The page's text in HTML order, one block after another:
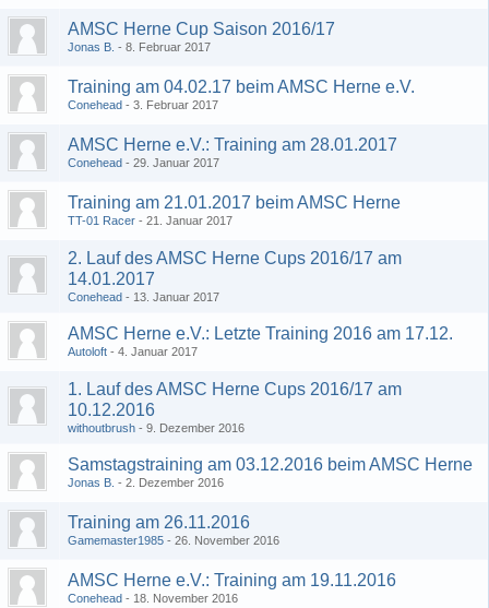
AMSC Herne Cup Saison 2016/17
Jonas B. 8. Februar 2017
Training am 04.02.17 beim AMSC Herne e.V.
Conehead 3. Februar 2017
AMSC Herne e.V.: Training am 28.01.2017
Conehead 29. Januar 2017
Training am 21.01.2017 beim AMSC Herne
TT-01 Racer 21. Januar 2017
2. Lauf des AMSC Herne Cups 2016/17 am
14.01.2017
Conehead 13. Januar 2017
AMSC Herne e.V.: Letzte Training 2016 am 17.12.
Autoloft 4. Januar 2017
1. Lauf des AMSC Herne Cups 2016/17 am
10.12.2016
withoutbrush 9. Dezember 2016
Samstagstraining am 03.12.2016 beim AMSC Herne
Jonas B. 2. Dezember 2016
Training am 26.11.2016
Gamemaster1985 26. November 2016
AMSC Herne e.V.: Training am 19.11.2016
Conehead 18. November 2016